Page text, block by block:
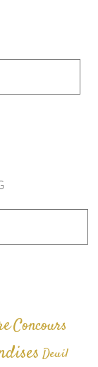
Concours
Deuil